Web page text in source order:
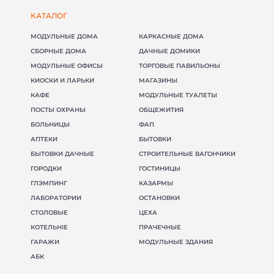
КАТАЛОГ
МОДУЛЬНЫЕ ДОМА
КАРКАСНЫЕ ДОМА
СБОРНЫЕ ДОМА
ДАЧНЫЕ ДОМИКИ
МОДУЛЬНЫЕ ОФИСЫ
ТОРГОВЫЕ ПАВИЛЬОНЫ
КИОСКИ И ЛАРЬКИ
МАГАЗИНЫ
КАФЕ
МОДУЛЬНЫЕ ТУАЛЕТЫ
ПОСТЫ ОХРАНЫ
ОБЩЕЖИТИЯ
БОЛЬНИЦЫ
ФАП
АПТЕКИ
БЫТОВКИ
БЫТОВКИ ДАЧНЫЕ
СТРОИТЕЛЬНЫЕ ВАГОНЧИКИ
ГОРОДКИ
ГОСТИНИЦЫ
ГЛЭМПИНГ
КАЗАРМЫ
ЛАБОРАТОРИИ
ОСТАНОВКИ
СТОЛОВЫЕ
ЦЕХА
КОТЕЛЬНІЕ
ПРАЧЕЧНЫЕ
ГАРАЖИ
МОДУЛЬНЫЕ ЗДАНИЯ
АБК